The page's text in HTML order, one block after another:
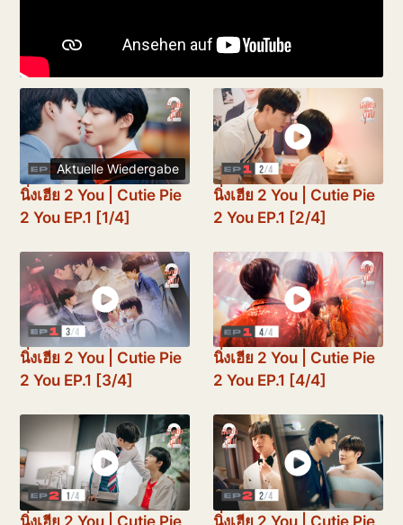
Aktuelle Wiedergabe
นิ่งเฮีย 2 You | Cutie Pie
2 You EP.1 [1/4]
นิ่งเฮีย 2 You | Cutie Pie
2 You EP.1 [2/4]
นิ่งเฮีย 2 You | Cutie Pie
2 You EP.1 [3/4]
นิ่งเฮีย 2 You | Cutie Pie
2 You EP.1 [4/4]
นิ่งเฮีย 2 You | Cutie Pie
นิ่งเฮีย 2 You | Cutie Pie